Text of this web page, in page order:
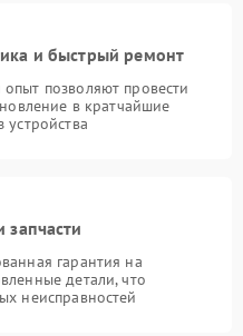
и быстрый ремонт
позволяют провести
в кратчайшие
запчасти
гарантия на
детали, что
неисправностей